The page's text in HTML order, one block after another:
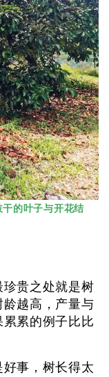
的叶子与开花结
贵之处就是树
越高，产量与
累的例子比比
事，树长得太